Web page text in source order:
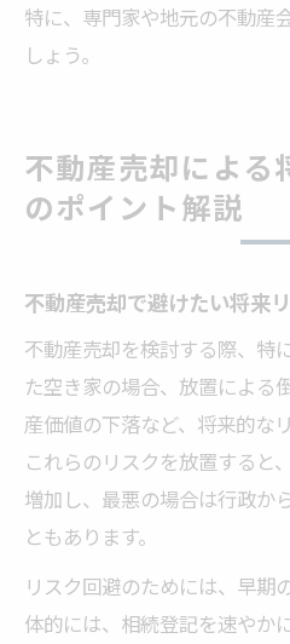
特に、専門家や地元の不動産
しょう。
不動産売却による
のポイント解説
不動産売却で避けたい将来
不動産売却を検討する際、特
た空き家の場合、放置による
産価値の下落など、将来的な
これらのリスクを放置すると
増加し、最悪の場合は行政か
ともあります。
リスク回避のためには、早期
体的には、相続登記を速やか